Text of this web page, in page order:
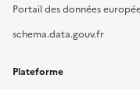
Portail des données
schema.data.gouv.fr
Plateforme